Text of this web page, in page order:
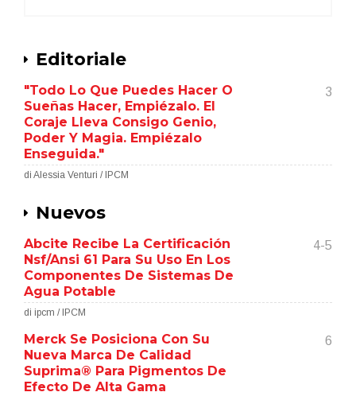
Editoriale
"Todo Lo Que Puedes Hacer O
Sueñas Hacer, Empiézalo. El
Coraje Lleva Consigo Genio,
Poder Y Magia. Empiézalo
Enseguida."
3
di Alessia Venturi / IPCM
Nuevos
Abcite Recibe La Certificación
Nsf/Ansi 61 Para Su Uso En Los
Componentes De Sistemas De
Agua Potable
4-5
di ipcm / IPCM
Merck Se Posiciona Con Su
Nueva Marca De Calidad
Suprima® Para Pigmentos De
Efecto De Alta Gama
6